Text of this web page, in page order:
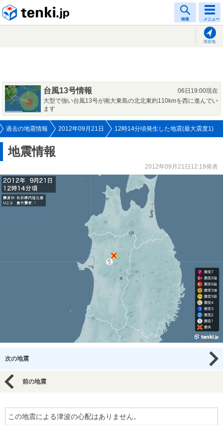
検索 メニュー
現在地
台風13号情報
06日19:00現在
大型で強い台風13号が南大東島の北北東約110kmを西に進んでい
ます
過去の地震情報 2012年09月21日 12時14分頃発生した地震(最大震度1)
地震情報
2012年09月21日12:19発表
次の地震
前の地震
この地震による津波の心配はありません。